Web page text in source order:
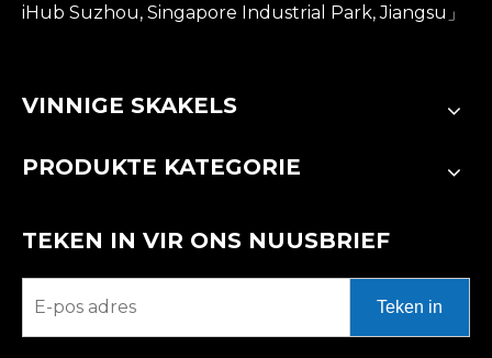
iHub Suzhou, Singapore Industrial Park, Jiangsu」
VINNIGE SKAKELS
PRODUKTE KATEGORIE
TEKEN IN VIR ONS NUUSBRIEF
Teken in